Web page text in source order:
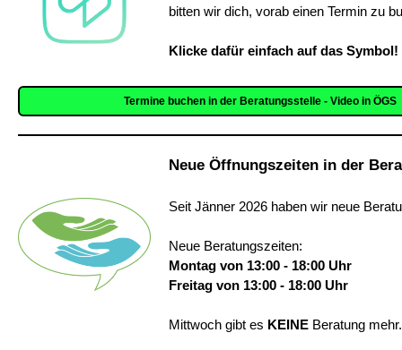
bitten wir dich, vorab einen Termin zu
Klicke dafür einfach auf das Symbol!
Termine buchen in der Beratungsstelle - Video in ÖGS
Neue Öffnungszeiten in der
Seit Jänner 2026 haben wir neue
Neue Beratungszeiten:
Montag von 13:00 - 18:00 Uhr
Freitag von 13:00 - 18:00 Uhr
Mittwoch gibt es KEINE Beratung mehr.